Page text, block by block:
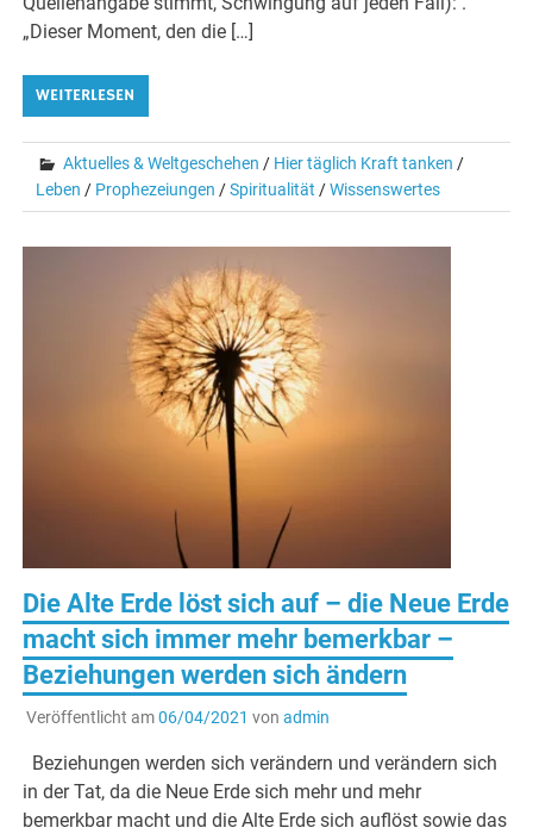
„Dieser Moment, den die […]
WEITERLESEN
Aktuelles & Weltgeschehen / Hier täglich Kraft tanken /
Leben / Prophezeiungen /Spiritualität /Wissenswertes
Die Alte Erde löst sich auf – die Neue Erde
macht sich immer mehr bemerkbar –
Beziehungen werden sich ändern
Veröffentlicht am06/04/2021 von admin
Beziehungen werden sich verändern und verändern sich
in der Tat, da die Neue Erde sich mehr und mehr
bemerkbar macht und die Alte Erde sich auflöst sowie das